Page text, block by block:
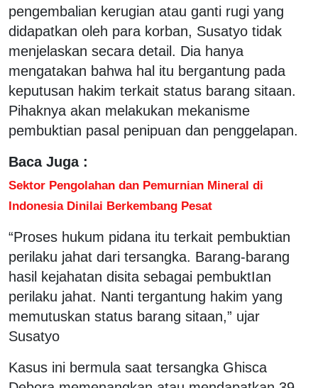
pengembalian kerugian atau ganti rugi yang
didapatkan oleh para korban, Susatyo tidak
menjelaskan secara detail. Dia hanya
mengatakan bahwa hal itu bergantung pada
keputusan hakim terkait status barang sitaan.
Pihaknya akan melakukan mekanisme
pembuktian pasal penipuan dan penggelapan.
Baca Juga :
Sektor Pengolahan dan Pemurnian Mineral di
Indonesia Dinilai Berkembang Pesat
“Proses hukum pidana itu terkait pembuktian
perilaku jahat dari tersangka. Barang-barang
hasil kejahatan disita sebagai pembuktIan
perilaku jahat. Nanti tergantung hakim yang
memutuskan status barang sitaan,” ujar
Susatyo
Kasus ini bermula saat tersangka Ghisca